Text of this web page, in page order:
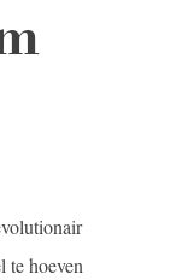
te hoeven